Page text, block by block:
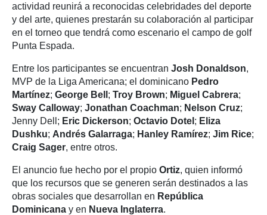
actividad reunirá a reconocidas celebridades del deporte
y del arte, quienes prestarán su colaboración al participar
en el torneo que tendrá como escenario el campo de golf
Punta Espada.
Entre los participantes se encuentran Josh Donaldson,
MVP de la Liga Americana; el dominicano Pedro
Martínez; George Bell ; Troy Brown; Miguel Cabrera;
Sway Calloway; Jonathan Coachman; Nelson Cruz;
Jenny Dell; Eric Dickerson; Octavio Dotel ; Eliza
Dushku; Andrés Galarraga; Hanley Ramírez; Jim Rice;
Craig Sager, entre otros.
El anuncio fue hecho por el propio Ortiz, quien informó
que los recursos que se generen serán destinados a las
obras sociales que desarrollan en República
Dominicana y en Nueva Inglaterra.